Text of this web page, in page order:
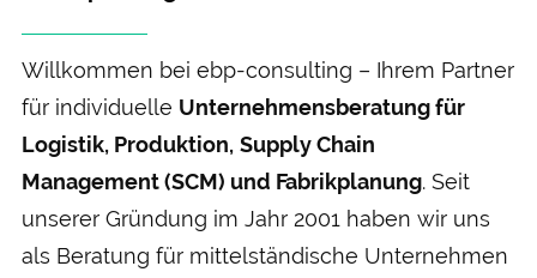
Willkommen bei ebp-consulting – Ihrem Partner
für individuelle Unternehmens­beratung für
Logistik, Produktion, Supply Chain
Management (SCM) und Fabrik­planung. Seit
unserer Gründung im Jahr 2001 haben wir uns
als Beratung für mittel­ständische Unter­nehmen